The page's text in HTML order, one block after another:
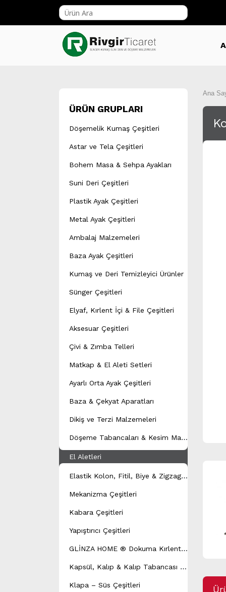
ÜRÜN GRUPLARI
Döşemelik Kumaş Çeşitleri
Astar ve Tela Çeşitleri
Bohem Masa & Sehpa Ayakları
Suni Deri Çeşitleri
Plastik Ayak Çeşitleri
Metal Ayak Çeşitleri
Ambalaj Malzemeleri
Baza Ayak Çeşitleri
Kumaş ve Deri Temizleyici Ürünler
Sünger Çeşitleri
Elyaf, Kırlent İçi & File Çeşitleri
Aksesuar Çeşitleri
Çivi & Zımba Telleri
Matkap & El Aleti Setleri
Ayarlı Orta Ayak Çeşitleri
Baza & Çekyat Aparatları
Dikiş ve Terzi Malzemeleri
D
öşeme Tabancaları & Kesim Makineleri
El Aletleri
E
lastik Kolon, Fitil, Biye & Zigzag Yay Çeşitleri
Mekanizma Çeşitleri
Kabara Çeşitleri
Yapıştırıcı Çeşitleri
G
LİNZA HOME ® Dokuma Kırlent Modeli
K
apsül, Kalıp & Kalıp Tabancası Çeşitleri
Klapa – Süs Çeşitleri
Ana